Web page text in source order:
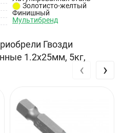
Золотисто-желтый
Финишный
Мультибренд
Гвозди
1.2х25мм, 5кг,
‹ ›